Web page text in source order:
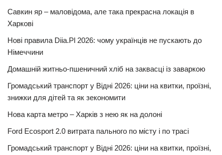
Савкин яр – маловідома, але така прекрасна локація в
Харкові
Нові правила Diia.Pl 2026: чому українців не пускають до
Німеччини
Домашній житньо-пшеничний хліб на заквасці із заваркою
Громадський транспорт у Відні 2026: ціни на квитки, проїзні,
знижки для дітей та як зекономити
Нова карта метро – Харків з нею як на долоні
Ford Ecosport 2.0 витрата пального по місту і по трасі
Громадський транспорт у Відні 2026: ціни на квитки, проїзні,